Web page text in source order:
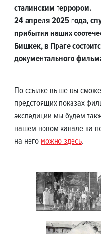
сталинским террором.
24 апреля 2025 года,
прибытия наших
Бишкек, в Праге
документального
По ссылке выше вы
предстоящих показах
экспедиции мы будем
нашем новом канале на
на негоможно здесь.